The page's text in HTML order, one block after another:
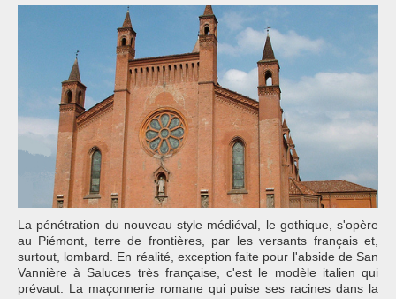
La pénétration du nouveau style médiéval, le gothique, s'opère
au Piémont, terre de frontières, par les versants français et,
surtout, lombard. En réalité, exception faite pour l'abside de San
Vannière à Saluces très française, c'est le modèle italien qui
prévaut. La maçonnerie romane qui puise ses racines dans la